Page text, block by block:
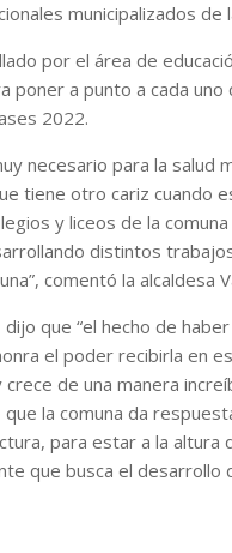
municipalizados de
por el área de
poner a punto a cada uno
2022.
necesario para la salud
tiene otro cariz cuando
y liceos de la
distintos
comentó la alcaldesa
que “el hecho de haber
el poder recibirla en
de una manera
la comuna da
para estar a la altura
que busca el desarrollo